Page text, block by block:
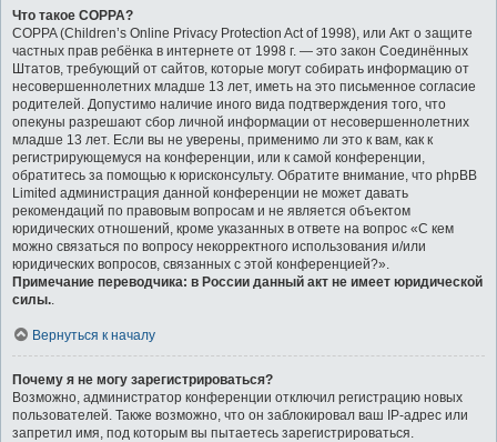
Что такое COPPA?
COPPA (Children’s Online Privacy Protection Act of 1998), или Акт о защите
частных прав ребёнка в интернете от 1998 г. — это закон Соединённых
Штатов, требующий от сайтов, которые могут собирать информацию от
несовершеннолетних младше 13 лет, иметь на это письменное согласие
родителей. Допустимо наличие иного вида подтверждения того, что
опекуны разрешают сбор личной информации от несовершеннолетних
младше 13 лет. Если вы не уверены, применимо ли это к вам, как к
регистрирующемуся на конференции, или к самой конференции,
обратитесь за помощью к юрисконсульту. Обратите внимание, что phpBB
Limited администрация данной конференции не может давать
рекомендаций по правовым вопросам и не является объектом
юридических отношений, кроме указанных в ответе на вопрос «С кем
можно связаться по вопросу некорректного использования и/или
юридических вопросов, связанных с этой конференцией?».
Примечание переводчика: в России данный акт не имеет юридической
силы..
Вернуться к началу
Почему я не могу зарегистрироваться?
Возможно, администратор конференции отключил регистрацию новых
пользователей. Также возможно, что он заблокировал ваш IP-адрес или
запретил имя, под которым вы пытаетесь зарегистрироваться.